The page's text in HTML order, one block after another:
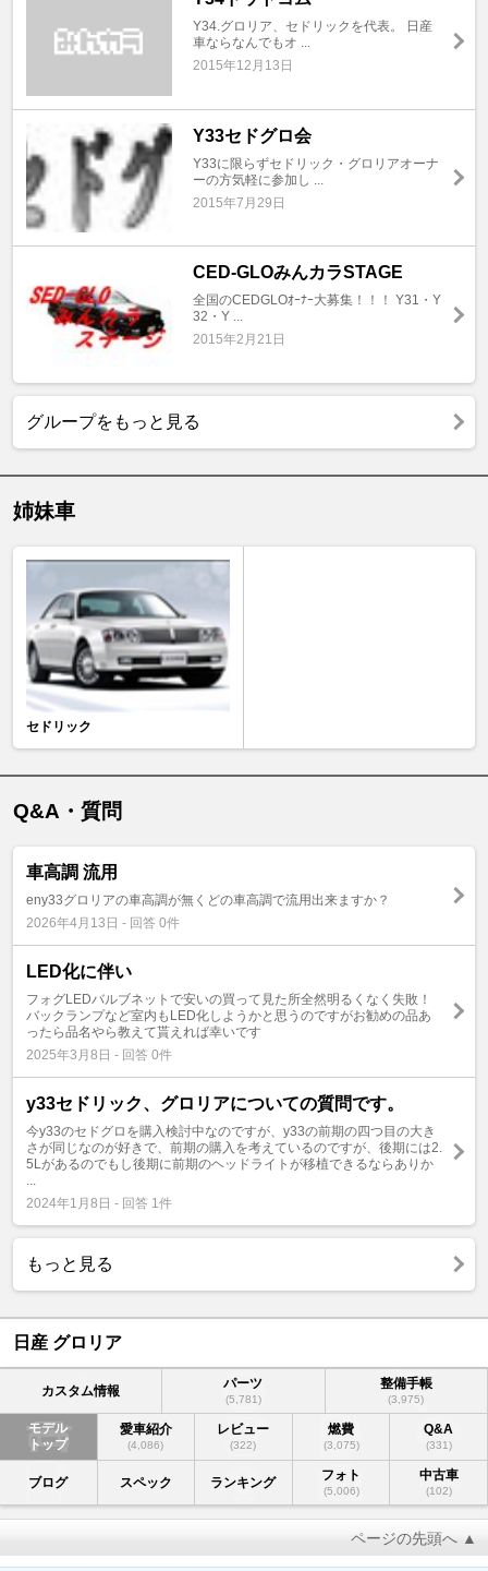
Y34.グロリア、セドリックを代表。 日産
車ならなんでもオ ...
2015年12月13日
Y33セドグロ会
Y33に限らずセドリック・グロリアオーナ
ーの方気軽に参加し ...
2015年7月29日
CED-GLOみんカラSTAGE
全国のCEDGLOｵｰﾅｰ大募集！！！ Y31・Y
32・Y ...
2015年2月21日
グループをもっと見る
姉妹車
セドリック
Q&A・質問
車高調 流用
eny33グロリアの車高調が無くどの車高調で流用出来ますか？
2026年4月13日 - 回答 0件
LED化に伴い
フォグLEDバルブネットで安いの買って見た所全然明るくなく失敗！
バックランプなど室内もLED化しようかと思うのですがお勧めの品あ
ったら品名やら教えて貰えれば幸いです
2025年3月8日 - 回答 0件
y33セドリック、グロリアについての質問です。
今y33のセドグロを購入検討中なのですが、y33の前期の四つ目の大き
さが同じなのが好きで、前期の購入を考えているのですが、後期には2.
5Lがあるのでもし後期に前期のヘッドライトが移植できるならありか
...
2024年1月8日 - 回答 1件
もっと見る
日産 グロリア
カスタム情報 パーツ
(5,781)
整備手帳
(3,975)
モデル
トップ
愛車紹介
(4,086)
レビュー
(322)
燃費
(3,075)
Q&A
(331)
ブログ スペック ランキング フォト
(5,006)
中古車
(102)
ページの先頭へ ▲